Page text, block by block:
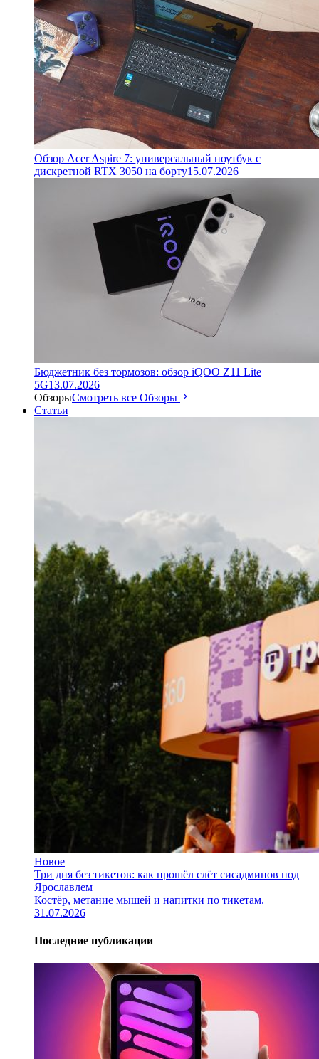
Обзор Acer Aspire 7: универсальный ноутбук с
дискретной RTX 3050 на борту15.07.2026
Бюджетник без тормозов: обзор iQOO Z11 Lite
5G13.07.2026
ОбзорыСмотреть все Обзоры
Статьи
Новое
Три дня без тикетов: как прошёл слёт сисадминов под
Ярославлем
Костёр, метание мышей и напитки по тикетам.
31.07.2026
Последние публикации